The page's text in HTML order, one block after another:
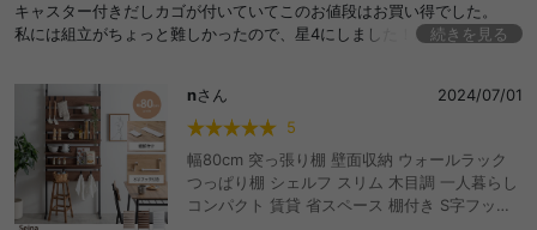
キャスター付きだしカゴが付いていてこのお値段はお買い得でした。
私には組立がちょっと難しかったので、星4にしました！
続きを見る
nさん
2024/07/01
5
幅80cm 突っ張り棚 壁面収納 ウォールラック
つっぱり棚 シェルフ スリム 木目調 一人暮らし
コンパクト 賃貸 省スペース 棚付き S字フック